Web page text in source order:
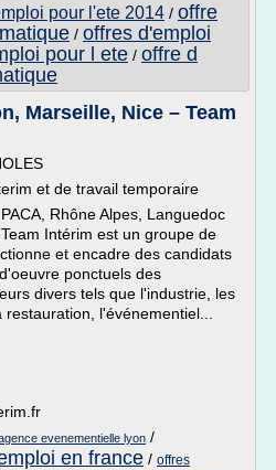
pour l'ete 2014 / offre
/ offres d'emploi
pour l ete / offre d
Marseille, Nice – Team
et de travail temporaire
Rhône Alpes, Languedoc
Intérim est un groupe de
et encadre des candidats
ponctuels des
divers tels que l'industrie, les
l'événementiel...
evenementielle lyon /
en france / offres